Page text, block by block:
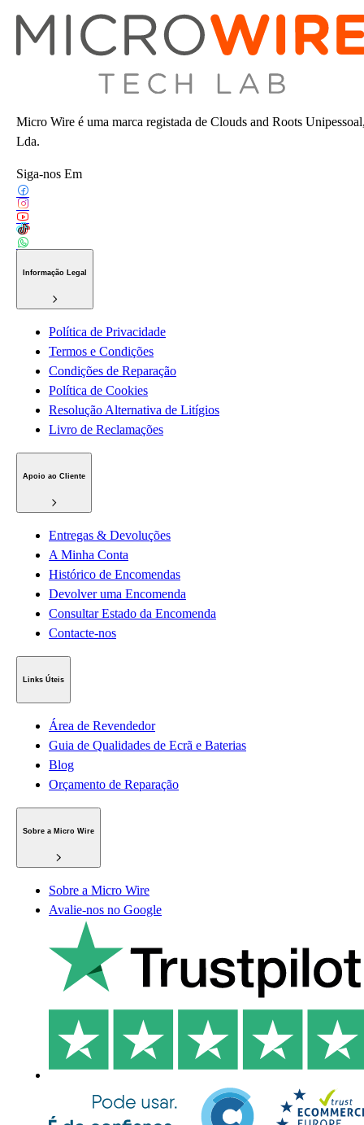
Micro Wire é uma marca registada de Clouds and Roots
Lda.
Siga-nos Em
Informação Legal
Política de Privacidade
Termos e Condições
Condições de Reparação
Política de Cookies
Resolução Alternativa de Litígios
Livro de Reclamações
Apoio ao Cliente
Entregas & Devoluções
A Minha Conta
Histórico de Encomendas
Devolver uma Encomenda
Consultar Estado da Encomenda
Contacte-nos
Links Úteis
Área de Revendedor
Guia de Qualidades de Ecrã e Baterias
Blog
Orçamento de Reparação
Sobre a Micro Wire
Sobre a Micro Wire
Avalie-nos no Google